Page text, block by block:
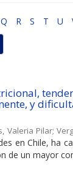
Q R S T U
y
Valeria Pilar;
en Chile, ha
de un mayor